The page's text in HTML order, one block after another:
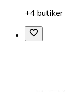
+4 butiker